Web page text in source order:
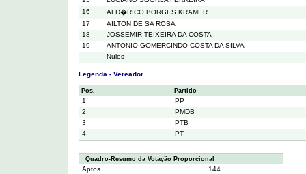
16
ALD�RICO BORGES KRAMER
17
AILTON DE SA ROSA
18
JOSSEMIR TEIXEIRA DA COSTA
19
ANTONIO GOMERCINDO COSTA DA SILVA
Nulos
Legenda - Vereador
Pos. Partido
1
PP
2
PMDB
3
PTB
4
PT
Quadro-Resumo da Votação Proporcional
Aptos
144